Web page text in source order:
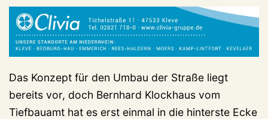
Das Konzept für den Umbau der Straße liegt
bereits vor, doch Bernhard Klockhaus vom
Tiefbauamt hat es erst einmal in die hinterste Ecke